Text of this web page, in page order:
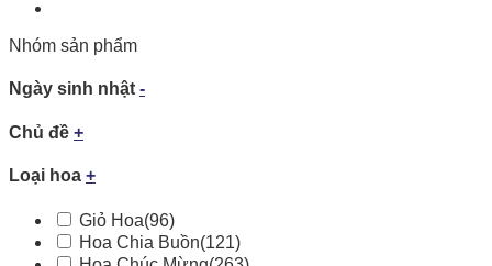
Nhóm sản phẩm
Ngày sinh nhật -
Chủ đề +
Loại hoa +
Giỏ Hoa(96)
Hoa Chia Buồn(121)